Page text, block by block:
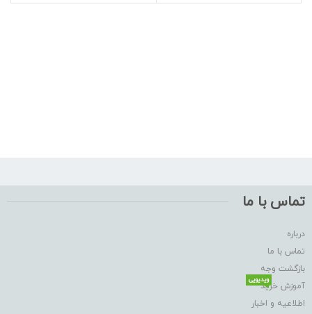
تماس با ما
درباره
تماس با ما
بازگشت وجه
آموزش خرید
ویدیویی
اطلاعیه و اخبار